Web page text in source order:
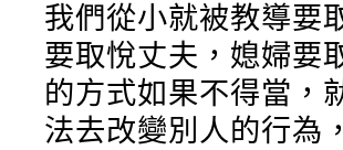
我們從小就被教導要
要取悅丈夫，媳婦要
的方式如果不得當，
法去改變別人的行為